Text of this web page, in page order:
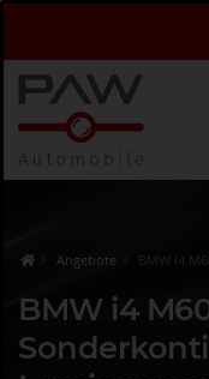
Angebote BMW i4
BMW i4